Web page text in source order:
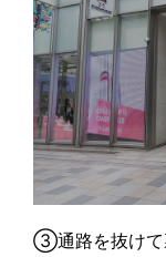
③通路を抜けて